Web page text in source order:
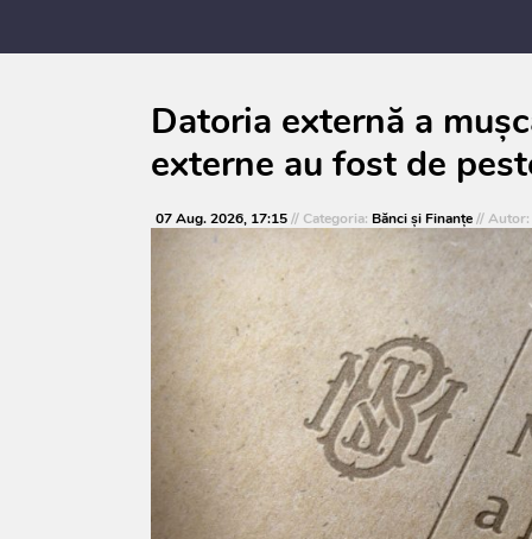
Datoria externă a
externe au fost de
07 Aug. 2026, 17:15// Categoria: Bănci şi Finanţe// Autor: